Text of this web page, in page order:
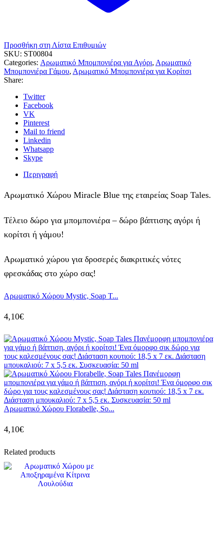
Προσθήκη στη Λίστα Επιθυμιών
SKU: ST00804
Categories: Αρωματικό Μπομπονιέρα για Αγόρι, Αρωματικό
Μπομπονιέρα Γάμου, Αρωματικό Μπομπονιέρα για Κορίτσι
Share:
Twitter
Facebook
VK
Pinterest
Mail to friend
Linkedin
Whatsapp
Skype
Περιγραφή
Αρωματικό Χώρου Miracle Blue της εταιρείας Soap Tales.
Τέλειο δώρο για μπομπονιέρα – δώρο βάπτισης αγόρι ή
κορίτσι ή γάμου!
Αρωματικό χώρου για δροσερές διακριτικές νότες
φρεσκάδας στο χώρο σας!
Αρωματικό Χώρου Mystic, Soap T...
4,10€
Αρωματικό Χώρου Florabelle, So...
4,10€
Related products